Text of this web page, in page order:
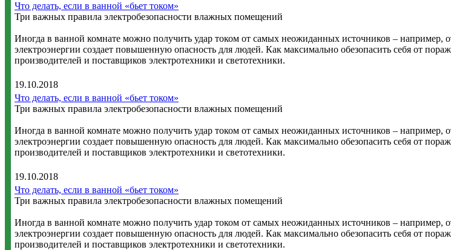
Что делать, если в ванной «бьет током»
Три важных правила электробезопасности влажных помещений
Иногда в ванной комнате можно получить удар током от самых неожиданных источников –
электроэнергии создает повышенную опасность для людей. Как максимально обезопасить себя от
производителей и поставщиков электротехники и светотехники.
19.10.2018
Что делать, если в ванной «бьет током»
Три важных правила электробезопасности влажных помещений
Иногда в ванной комнате можно получить удар током от самых неожиданных источников –
электроэнергии создает повышенную опасность для людей. Как максимально обезопасить себя от
производителей и поставщиков электротехники и светотехники.
19.10.2018
Что делать, если в ванной «бьет током»
Три важных правила электробезопасности влажных помещений
Иногда в ванной комнате можно получить удар током от самых неожиданных источников –
электроэнергии создает повышенную опасность для людей. Как максимально обезопасить себя от
производителей и поставщиков электротехники и светотехники.